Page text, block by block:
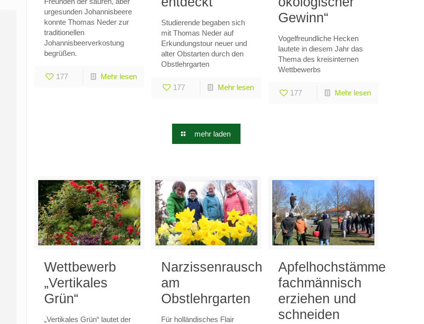
urgesunden Johannisbeere
konnte Thomas Neder zur
traditionellen
Johannisbeerverkostung
begrüßen.
177 Mehr lesen
Studierende begaben sich
mit Thomas Neder auf
Erkundungstour neuer und
alter Obstarten durch den
Obstlehrgarten
177 Mehr lesen
Gewinn“
Vogelfreundliche Hecken
lautete in diesem Jahr das
Thema des kreisinternen
Wettbewerbs
177 Mehr lesen
mehr laden
Wettbewerb
„Vertikales
Grün“
„Vertikales Grün“ lautet der
Narzissenrausch
am
Obstlehrgarten
Für holländisches Flair
Apfelhochstämme
fachmännisch
erziehen und
schneiden